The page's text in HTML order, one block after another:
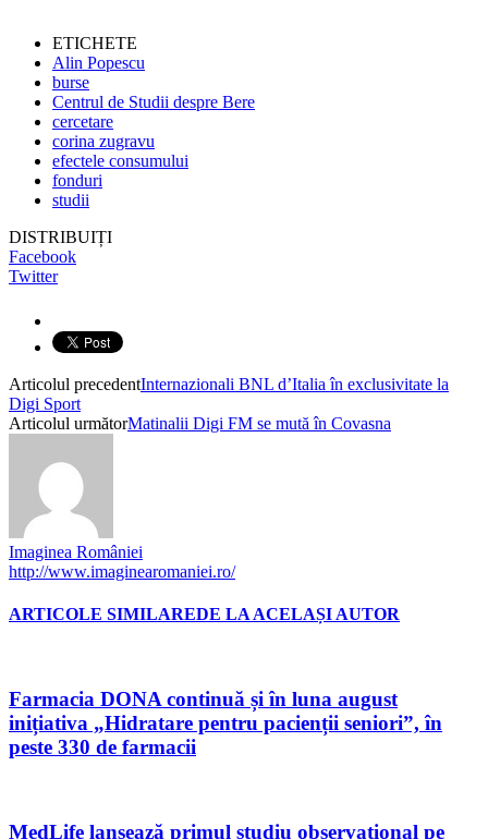
ETICHETE
Alin Popescu
burse
Centrul de Studii despre Bere
cercetare
corina zugravu
efectele consumului
fonduri
studii
DISTRIBUIȚI
Facebook
Twitter
Articolul precedentInternazionali BNL d’Italia în exclusivitate la
Digi Sport
Articolul următorMatinalii Digi FM se mută în Covasna
Imaginea României
http://www.imaginearomaniei.ro/
ARTICOLE SIMILAREDE LA ACELAȘI AUTOR
Farmacia DONA continuă și în luna august
inițiativa „Hidratare pentru pacienții seniori”, în
peste 330 de farmacii
MedLife lansează primul studiu observațional pe